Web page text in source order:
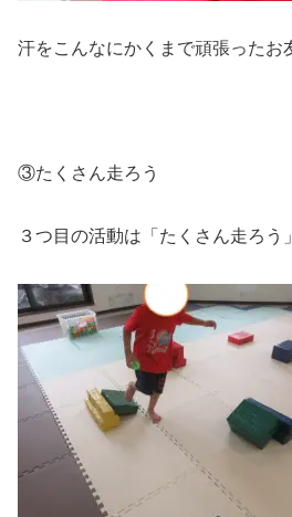
汗をこんなにかくまで頑張ったお
③たくさん走ろう
３つ目の活動は「たくさん走ろう」